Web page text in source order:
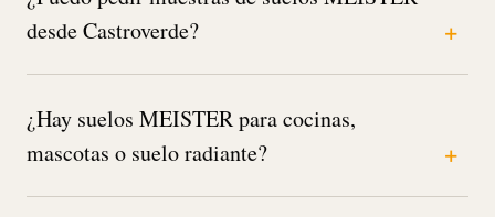
desde Castroverde?
¿Hay suelos MEISTER para cocinas,
mascotas o suelo radiante?